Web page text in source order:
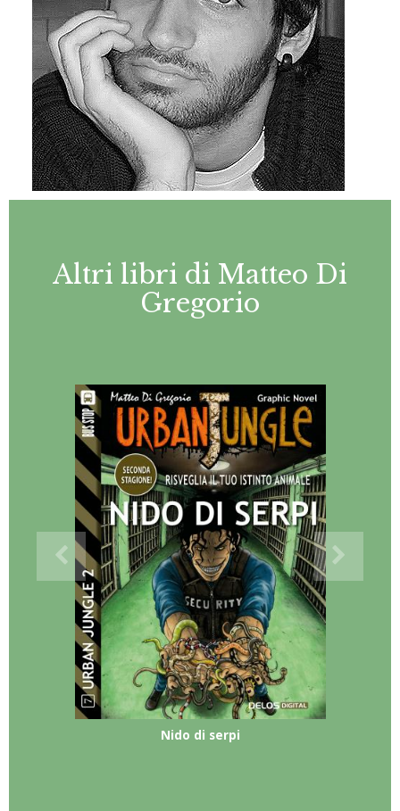
Altri libri di Matteo Di
Gregorio
Nido di serpi